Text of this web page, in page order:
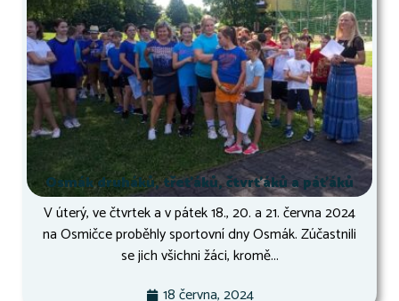
Osmák druháků, třeťáků, čtvrťáků a páťáků
V úterý, ve čtvrtek a v pátek 18., 20. a 21. června 2024
na Osmičce proběhly sportovní dny Osmák. Zúčastnili
se jich všichni žáci, kromě...
18 června, 2024